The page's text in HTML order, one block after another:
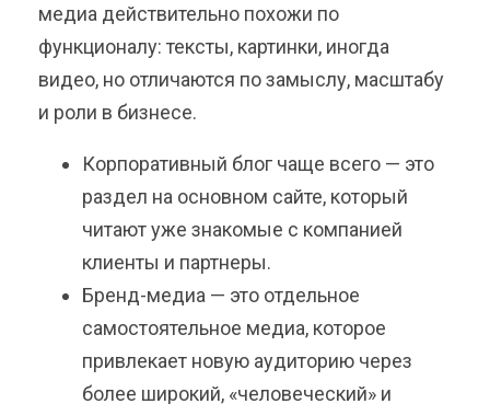
медиа действительно похожи по
функционалу: тексты, картинки, иногда
видео, но отличаются по замыслу, масштабу
и роли в бизнесе.
Корпоративный блог чаще всего — это
раздел на основном сайте, который
читают уже знакомые с компанией
клиенты и партнеры.
Бренд-медиа — это отдельное
самостоятельное медиа, которое
привлекает новую аудиторию через
более широкий, «человеческий» и